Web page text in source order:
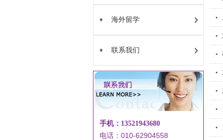
海外留学
联系我们
手机：13521943680
电话：010-62904558